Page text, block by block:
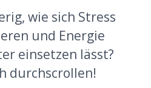
wie sich Stress
und Energie
einsetzen lässt?
durchscrollen!